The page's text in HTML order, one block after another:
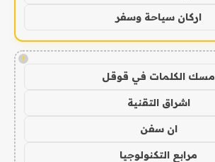
اركان سياحة وسفر
!
مسك الكلمات في قوقل
اشراق التقنية
ان سفن
مرابع التكنولوجيا